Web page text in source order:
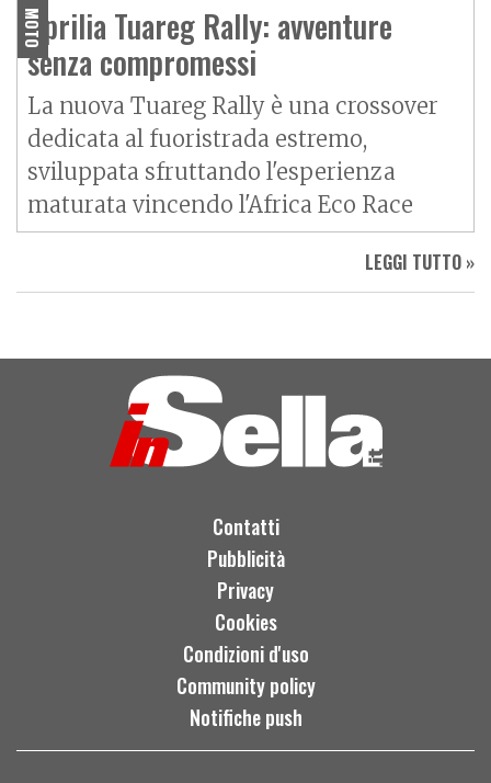
MOTO
Aprilia Tuareg Rally: avventure
senza compromessi
La nuova Tuareg Rally è una crossover
dedicata al fuoristrada estremo,
sviluppata sfruttando l'esperienza
maturata vincendo l'Africa Eco Race
LEGGI TUTTO »
Contatti
Pubblicità
Privacy
Cookies
Condizioni d'uso
Community policy
Notifiche push